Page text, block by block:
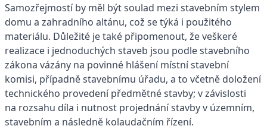
Samozřejmostí by měl být soulad mezi stavebním stylem
domu a zahradního altánu, což se týká i použitého
materiálu. Důležité je také připomenout, že veškeré
realizace i jednoduchých staveb jsou podle stavebního
zákona vázány na povinné hlášení místní stavební
komisi, případně stavebnímu úřadu, a to včetně doložení
technického provedení předmětné stavby; v závislosti
na rozsahu díla i nutnost projednání stavby v územním,
stavebním a následně kolaudačním řízení.